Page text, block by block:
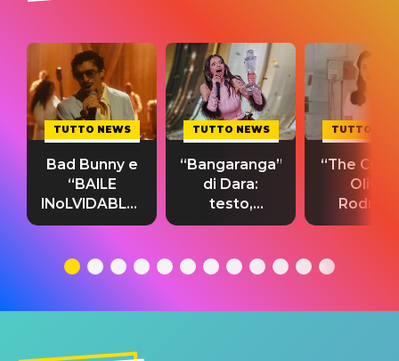
TUTTO NEWS
Bad Bunny e
“BAILE
INoLVIDABLE”:
testo,
significato
TUTTO NEWS
“Bangaranga”
di Dara:
testo,
traduzione e
del singolo
TUTTO
“The
Olivia
testo,